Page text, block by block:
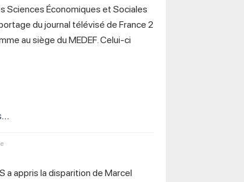
Sciences Économiques et Sociales
du journal télévisé de France 2
au siège du MEDEF. Celui-ci
a appris la disparition de Marcel